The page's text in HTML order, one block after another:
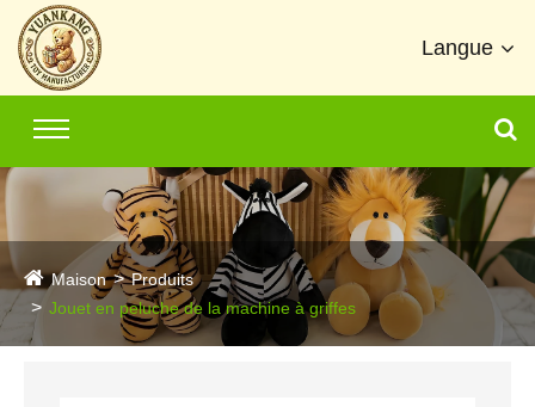
Langue
Maison
Produits
Jouet en peluche de la machine à griffes